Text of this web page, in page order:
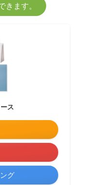
ます。
ス
グ